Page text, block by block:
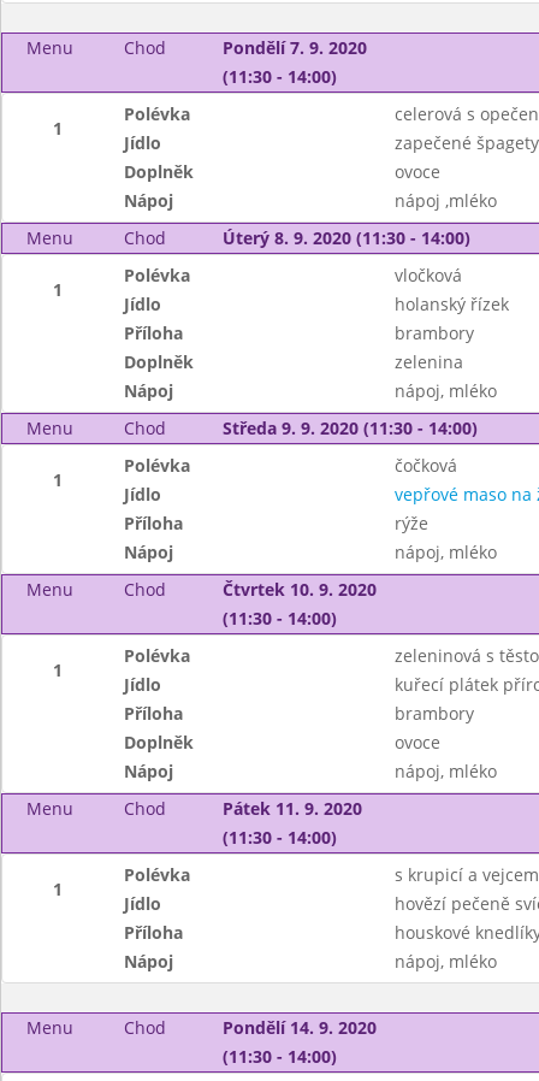
Menu Chod
Pondělí 7. 9. 2020
(11:30 - 14:00)
1
Polévka
celerová s
Jídlo
zapečené
Doplněk
ovoce
Nápoj
nápoj ,mléko
Menu
Chod Úterý 8. 9. 2020 (11:30 - 14:00)
1
Polévka
vločková
Jídlo
holanský řízek
Příloha
brambory
Doplněk
zelenina
Nápoj
nápoj, mléko
Menu
Chod Středa 9. 9. 2020 (11:30 - 14:00)
1
Polévka
čočková
Jídlo
vepřové maso na
Příloha
rýže
Nápoj
nápoj, mléko
Menu
Chod
Čtvrtek 10. 9. 2020
(11:30 - 14:00)
1
Polévka
zeleninová s
Jídlo
kuřecí plátek
Příloha
brambory
Doplněk
ovoce
Nápoj
nápoj, mléko
Menu
Chod
Pátek 11. 9. 2020
(11:30 - 14:00)
1
Polévka
s krupicí a vejcem
Jídlo
hovězí pečeně
Příloha
houskové
Nápoj
nápoj, mléko
Menu Chod
Pondělí 14. 9. 2020
(11:30 - 14:00)